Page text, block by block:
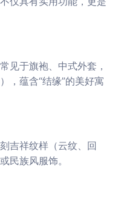
见于旗袍、中式外套，
，蕴含“结缘”的美好寓
吉祥纹样（云纹、回
民族风服饰。